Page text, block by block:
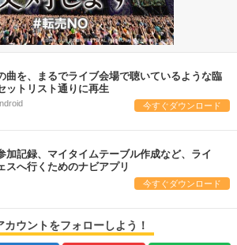
曲を、まるでライブ会場で聴いているような臨
ットリスト通りに再生
今すぐダウンロード
加記録、マイタイムテーブル作成など、ライ
スへ行くためのナビアプリ
今すぐダウンロード
カウントをフォローしよう！